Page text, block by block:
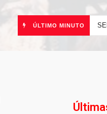
ÚLTIMO MINUTO